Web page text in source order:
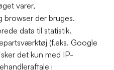
varer,
browser der bruges.
data til statistik.
(f.eks. Google
det kun med IP-
i